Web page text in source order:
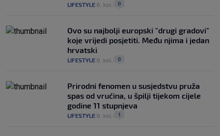
LIFESTYLE 6. kol. 0
Ovo su najbolji europski "drugi gradovi"
koje vrijedi posjetiti. Među njima i jedan
hrvatski
LIFESTYLE 6. kol. 0
Prirodni fenomen u susjedstvu pruža
spas od vrućina, u špilji tijekom cijele
godine 11 stupnjeva
LIFESTYLE 6. kol. 1